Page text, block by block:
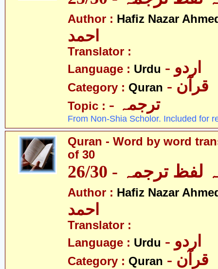
Author : Hafiz Nazar
احمد
Translator :
Language : Urdu - اردو
Category : Quran - قرآن
Topic : - ترجمہ
From Non-Shia Scholor. Included for
Quran - Word by word
of 30
ترجمہ - 26/30
Author : Hafiz Nazar
احمد
Translator :
Language : Urdu - اردو
Category : Quran - قرآن